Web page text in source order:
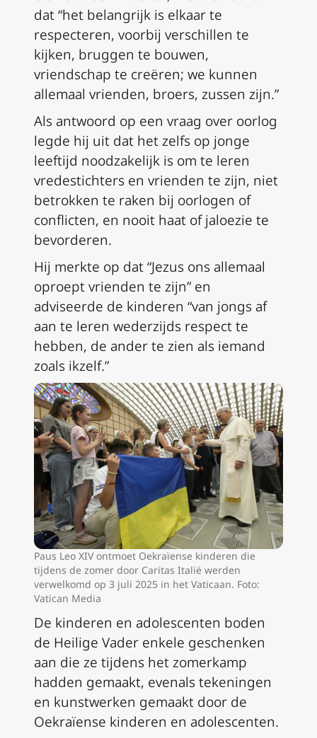
dat “het belangrijk is elkaar te
respecteren, voorbij verschillen te
kijken, bruggen te bouwen,
vriendschap te creëren; we kunnen
allemaal vrienden, broers, zussen zijn.”
Als antwoord op een vraag over oorlog
legde hij uit dat het zelfs op jonge
leeftijd noodzakelijk is om te leren
vredestichters en vrienden te zijn, niet
betrokken te raken bij oorlogen of
conflicten, en nooit haat of jaloezie te
bevorderen.
Hij merkte op dat “Jezus ons allemaal
oproept vrienden te zijn” en
adviseerde de kinderen “van jongs af
aan te leren wederzijds respect te
hebben, de ander te zien als iemand
zoals ikzelf.”
Paus Leo XIV ontmoet Oekraïense kinderen die
tijdens de zomer door Caritas Italië werden
verwelkomd op 3 juli 2025 in het Vaticaan. Foto:
Vatican Media
De kinderen en adolescenten boden
de Heilige Vader enkele geschenken
aan die ze tijdens het zomerkamp
hadden gemaakt, evenals tekeningen
en kunstwerken gemaakt door de
Oekraïense kinderen en adolescenten.